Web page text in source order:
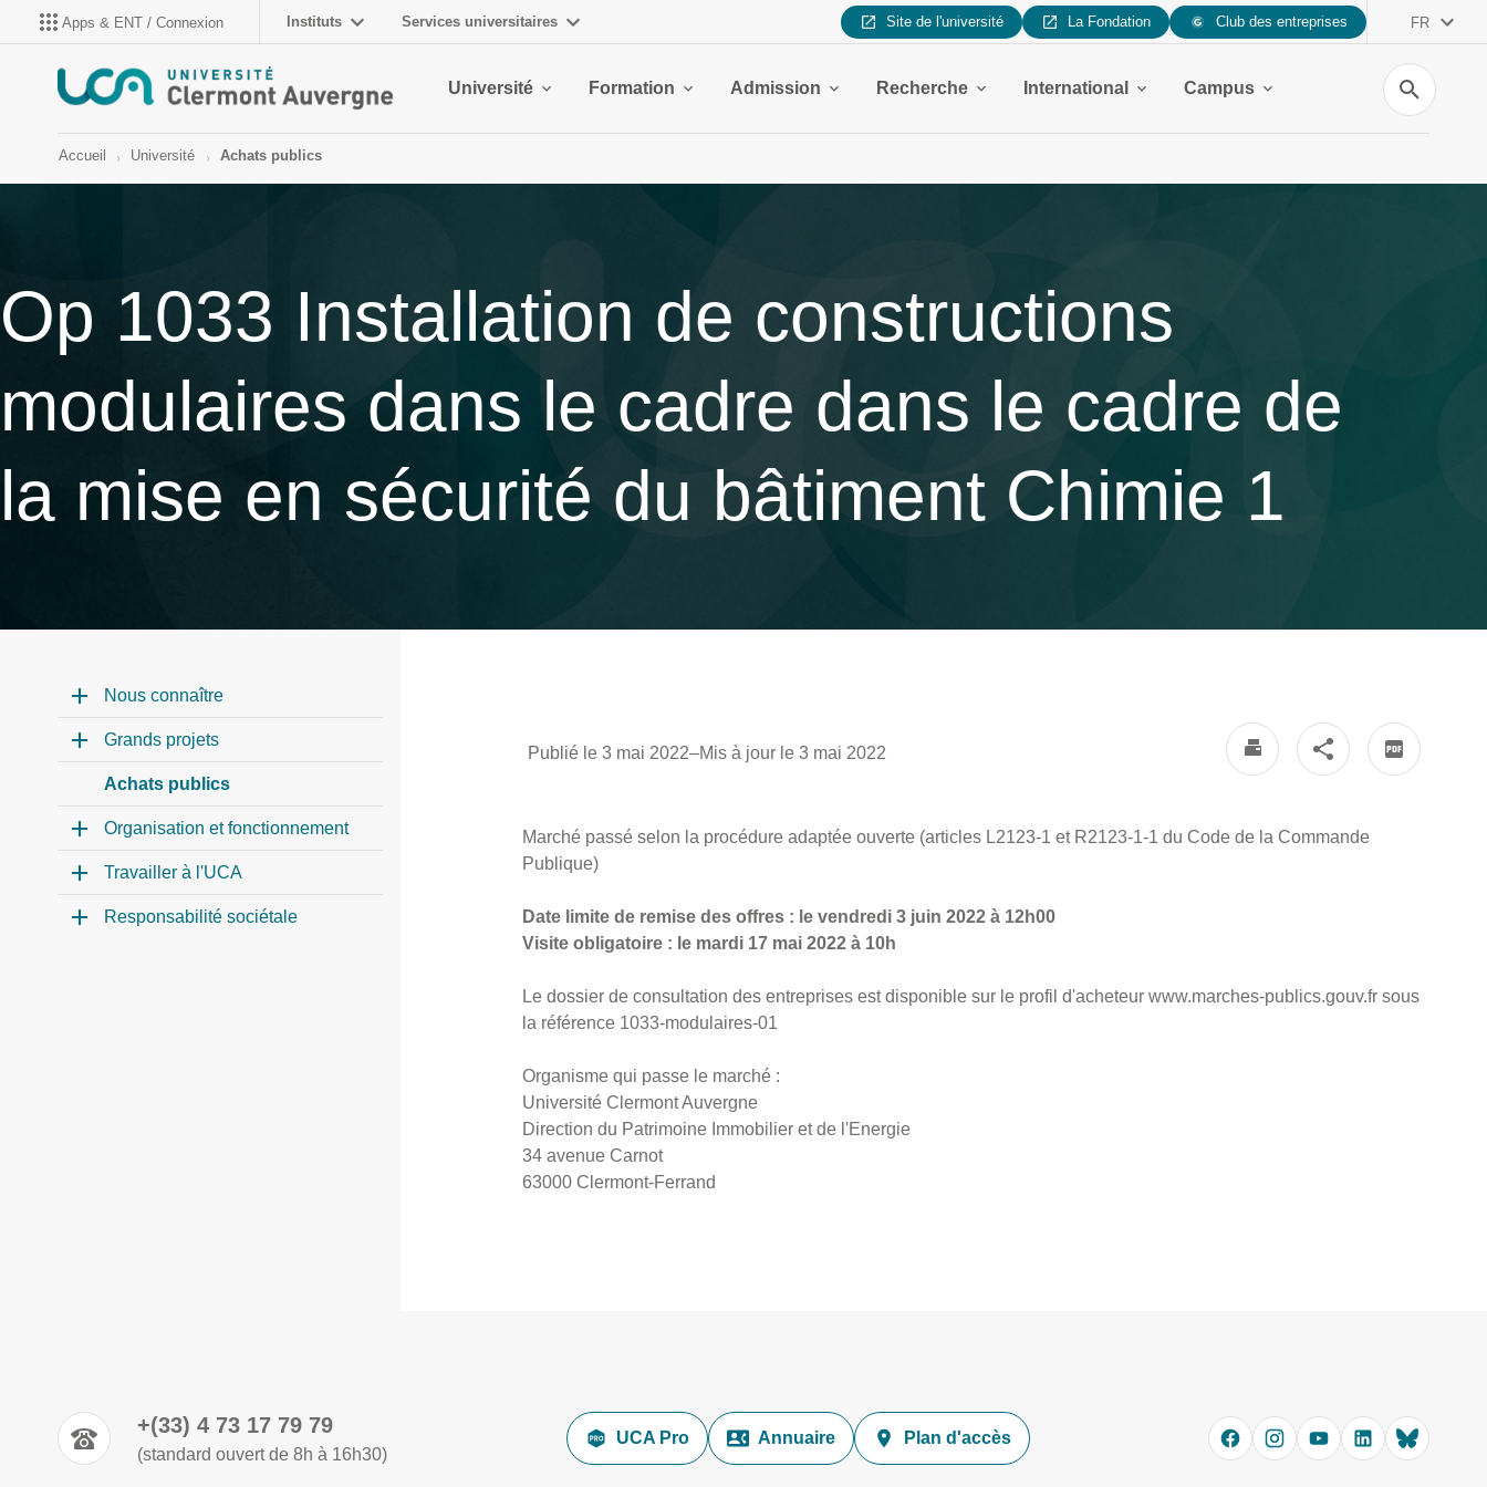
Apps & ENT / Connexion Instituts Services universitaires Site de l'université La Fondation Club des entreprises FR
Université Formation Admission Recherche International Campus
Recherche
Accueil Université Achats publics
Op 1033 Installation de constructions
modulaires dans le cadre dans le cadre de
la mise en sécurité du bâtiment Chimie 1
Publié le 3 mai 2022–Mis à jour le 3 mai 2022
Marché passé selon la procédure adaptée ouverte (articles L2123-1 et R2123-1-1 du Code de la Commande
Publique)
Date limite de remise des offres : le vendredi 3 juin 2022 à 12h00
Visite obligatoire : le mardi 17 mai 2022 à 10h
Le dossier de consultation des entreprises est disponible sur le profil d'acheteur www.marches-publics.gouv.fr sous
la référence 1033-modulaires-01
Organisme qui passe le marché :
Université Clermont Auvergne
Direction du Patrimoine Immobilier et de l'Energie
34 avenue Carnot
63000 Clermont-Ferrand
Nous connaître
Grands projets
Achats publics
Organisation et fonctionnement
Travailler à l'UCA
Responsabilité sociétale
+(33) 4 73 17 79 79
(standard ouvert de 8h à 16h30)
UCA Pro Annuaire Plan d'accès